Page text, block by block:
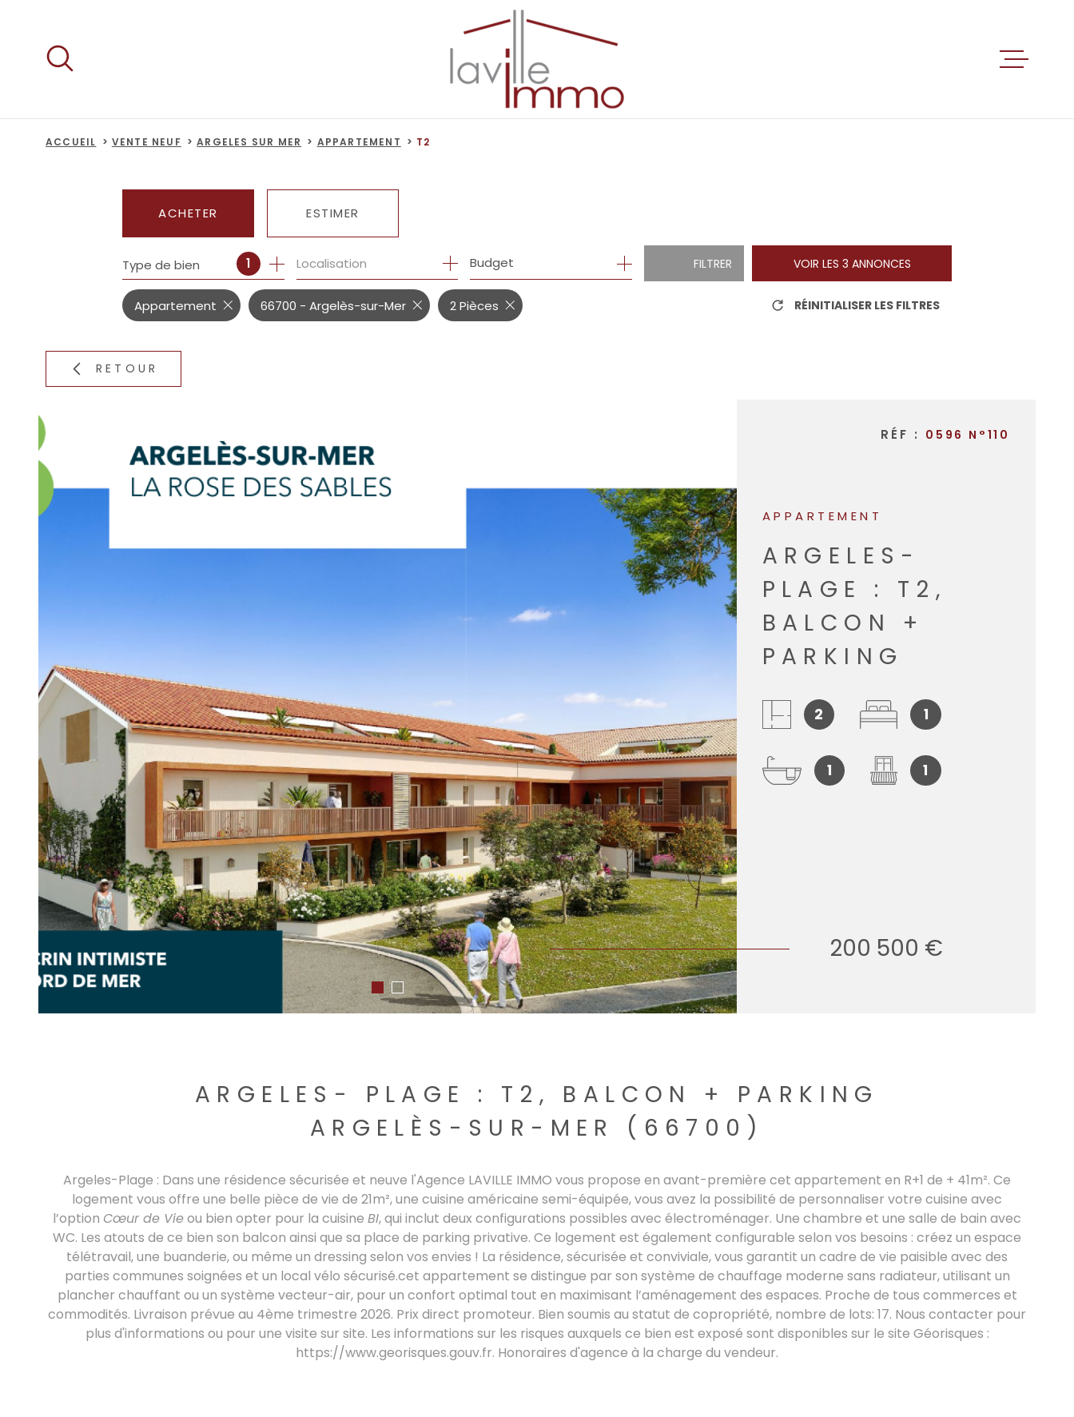
recherche
principal
contenu
ACCUEIL VENTE NEUF ARGELES SUR MER APPARTEMENT T2
ACHETER
DE L'ANCIEN
DE L'IMMO PRO
ESTIMER
Type de bien 1 Localisation Budget FILTRER VOIR LES 3 ANNONCES
Appartement 66700 - Argelès-sur-Mer 2 Pièces RÉINITIALISER LES FILTRES
RETOUR
RÉF : 0596 N°110
APPARTEMENT
ARGELES-
PLAGE : T2,
BALCON +
PARKING
2 1
1 1
200 500 €
ARGELES- PLAGE : T2, BALCON + PARKING
ARGELÈS-SUR-MER (66700)
Argeles-Plage : Dans une résidence sécurisée et neuve l'Agence LAVILLE IMMO vous propose en avant-première cet appartement en R+1 de + 41m². Ce
logement vous offre une belle pièce de vie de 21m², une cuisine américaine semi-équipée, vous avez la possibilité de personnaliser votre cuisine avec
l’option Cœur de Vieou bien opter pour la cuisine BI, qui inclut deux configurations possibles avec électroménager. Une chambre et une salle de bain avec
WC. Les atouts de ce bien son balcon ainsi que sa place de parking privative. Ce logement est également configurable selon vos besoins : créez un espace
télétravail, une buanderie, ou même un dressing selon vos envies ! La résidence, sécurisée et conviviale, vous garantit un cadre de vie paisible avec des
parties communes soignées et un local vélo sécurisé.cet appartement se distingue par son système de chauffage moderne sans radiateur, utilisant un
plancher chauffant ou un système vecteur-air, pour un confort optimal tout en maximisant l’aménagement des espaces. Proche de tous commerces et
commodités. Livraison prévue au 4ème trimestre 2026. Prix direct promoteur. Bien soumis au statut de copropriété, nombre de lots: 17. Nous contacter pour
plus d'informations ou pour une visite sur site. Les informations sur les risques auxquels ce bien est exposé sont disponibles sur le site Géorisques :
https://www.georisques.gouv.fr. Honoraires d'agence à la charge du vendeur.